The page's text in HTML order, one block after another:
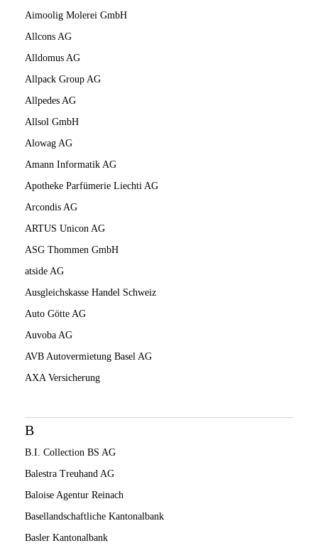
Aimoolig Molerei GmbH
Allcons AG
Alldomus AG
Allpack Group AG
Allpedes AG
Allsol GmbH
Alowag AG
Amann Informatik AG
Apotheke Parfümerie Liechti AG
Arcondis AG
ARTUS Unicon AG
ASG Thommen GmbH
atside AG
Ausgleichskasse Handel Schweiz
Auto Götte AG
Auvoba AG
AVB Autovermietung Basel AG
AXA Versicherung
B
B.I. Collection BS AG
Balestra Treuhand AG
Baloise Agentur Reinach
Basellandschaftliche Kantonalbank
Basler Kantonalbank